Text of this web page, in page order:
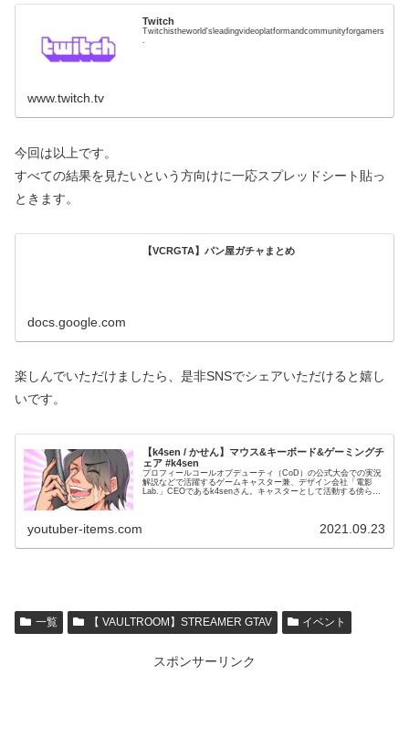
Twitch
Twitchistheworld'sleadingvideoplatformandcommunityforgamers
.
www.twitch.tv
今回は以上です。
すべての結果を見たいという方向けに一応スプレッドシート貼っ
ときます。
【VCRGTA】パン屋ガチャまとめ
docs.google.com
楽しんでいただけましたら、是非SNSでシェアいただけると嬉し
いです。
【k4sen / かせん】マウス&キーボード&ゲーミングチ
ェア #k4sen
プロフィールコールオブデューティ（CoD）の公式大会での実況
解説などで活躍するゲームキャスター兼、デザイン会社「電影
Lab.」CEOであるk4senさん。キャスターとして活動する傍ら、
youtuber-items.com 2021.09.23
一覧 【 VAULTROOM】STREAMER GTAV イベント
スポンサーリンク